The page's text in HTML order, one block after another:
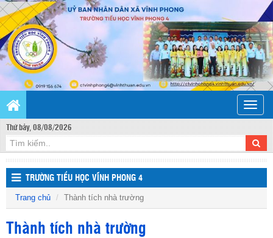
Toggle
Thứ bảy, 08/08/2026
TRƯỜNG TIỂU HỌC VĨNH PHONG 4
Trang chủ Thành tích nhà trường
Thành tích nhà trường